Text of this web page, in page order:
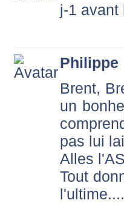
j-1 avant
Philippe
Brent,
un
pas lui
Alles
Tout
l'ultime....